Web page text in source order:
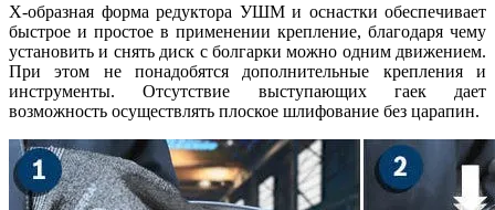
Х-образная форма редуктора УШМ и оснастки обеспечивает
быстрое и простое в применении крепление, благодаря чему
установить и снять диск с болгарки можно одним движением.
При этом не понадобятся дополнительные крепления и
инструменты. Отсутствие выступающих гаек дает
возможность осуществлять плоское шлифование без царапин.